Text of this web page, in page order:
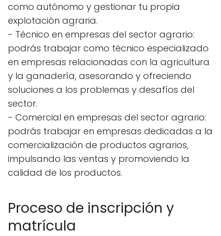
como autónomo y gestionar tu propia
explotación agraria.
- Técnico en empresas del sector agrario:
podrás trabajar como técnico especializado
en empresas relacionadas con la agricultura
y la ganadería, asesorando y ofreciendo
soluciones a los problemas y desafíos del
sector.
- Comercial en empresas del sector agrario:
podrás trabajar en empresas dedicadas a la
comercialización de productos agrarios,
impulsando las ventas y promoviendo la
calidad de los productos.
Proceso de inscripción y
matrícula